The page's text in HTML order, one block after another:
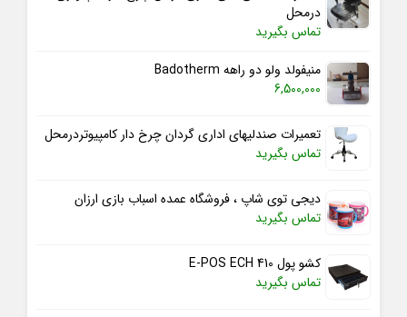
درمحل
تماس بگیرید
منیفولد ولو دو راهه Badotherm
6,500,000
تعمیرات صندلیهای اداری گردان چرخ دار کامپیوتردرمحل
تماس بگیرید
دیجی توی شاپ ، فروشگاه عمده اسباب بازی ارزان
تماس بگیرید
کشو پول E-POS ECH 410
تماس بگیرید